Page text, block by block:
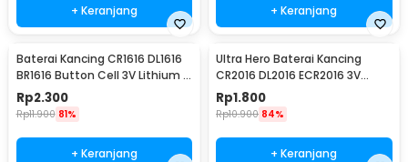
+ Keranjang + Keranjang
Baterai Kancing CR1616 DL1616
BR1616 Button Cell 3V Lithium 1
PCS
Rp2.300
Rp11.900 81%
+ Keranjang
Ultra Hero Baterai Kancing
CR2016 DL2016 ECR2016 3V
Lithium 1 PCS
Rp1.800
Rp10.900 84%
+ Keranjang